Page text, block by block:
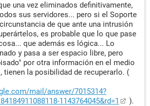
una vez eliminados definitivamente,
sus servidores... pero si el Soporte
de que ante una intrusión
es probable que lo que pase
que además es lógica... Lo
y pasa a ser espacio libre, pero
por otra información en el medio
tienen la posibilidad de recuperarlo. (
mail/answer/7015314?
1143764045&rd=1
).